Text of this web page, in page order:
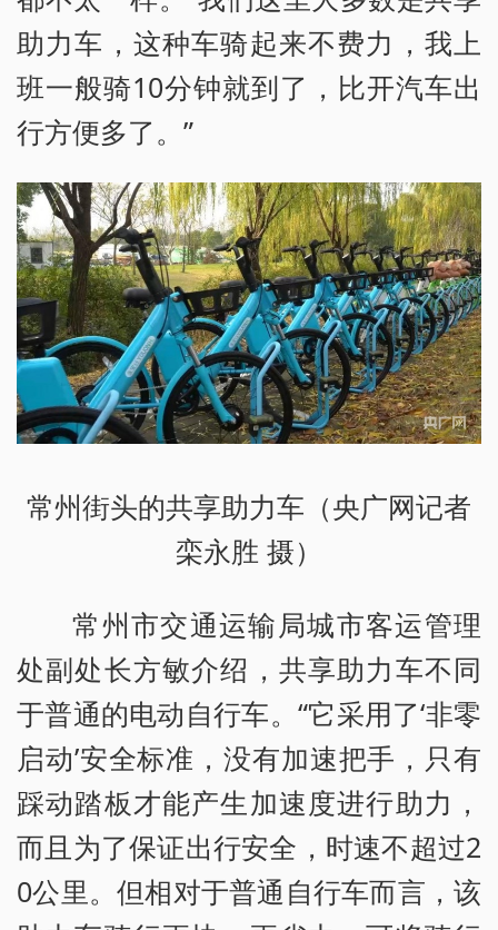
助力车，这种车骑起来不费力，我上
班一般骑10分钟就到了，比开汽车出
行方便多了。”
常州街头的共享助力车（央广网记者
栾永胜 摄）
常州市交通运输局城市客运管理
处副处长方敏介绍，共享助力车不同
于普通的电动自行车。“它采用了‘非零
启动’安全标准，没有加速把手，只有
踩动踏板才能产生加速度进行助力，
而且为了保证出行安全，时速不超过2
0公里。但相对于普通自行车而言，该